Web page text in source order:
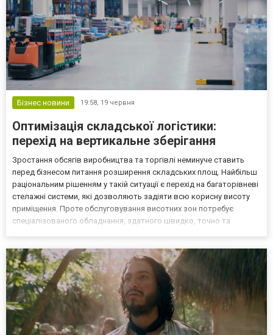
Бізнес новини 19:58, 19 червня
Оптимізація складської логістики:
перехід на вертикальне зберігання
Зростання обсягів виробництва та торгівлі неминуче ставить
перед бізнесом питання розширення складських площ. Найбільш
раціональним рішенням у такій ситуації є перехід на багаторівневі
стелажні системи, які дозволяють задіяти всю корисну висоту
приміщення. Проте обслуговування висотних зон потребує
спеціалізованого обладнання, здатного швидко, точно та